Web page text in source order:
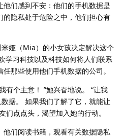
们感到不安：他们的手机数据是
隐私处于危险之中，他们担心有
娅（Mia）的小女孩决定解决这个
学习科技以及科技如何将人们联系
那些使用他们手机数据的公司。
有个主意！ ”她兴奋地说。 “让我
据。 如果我们了解了它，就能让
们点点头，渴望加入她的行动。
们阅读书籍，观看有关数据隐私